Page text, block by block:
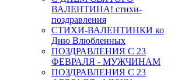
ВАЛЕНТИНА! стихи-
поздравления
СТИХИ-ВАЛЕНТИНКИ ко
Дню Влюбленных
ПОЗДРАВЛЕНИЯ С 23
ФЕВРАЛЯ - МУЖЧИНАМ
ПОЗДРАВЛЕНИЯ С 23